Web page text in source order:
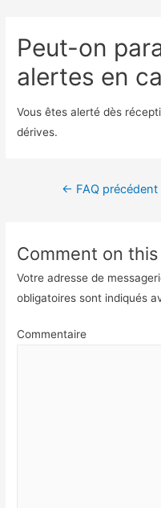
Peut-on
alertes en
Vous êtes alerté dès
dérives.
← FAQ précédent
Comment on this
Votre adresse de
obligatoires sont indiqués
Commentaire